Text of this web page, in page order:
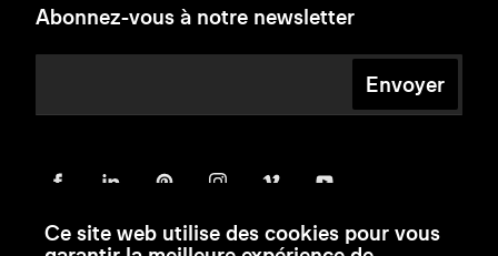
Abonnez-vous à notre newsletter
Envoyer
Ce site web utilise des cookies pour vous